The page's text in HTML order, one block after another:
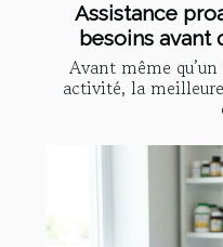
Assistance
besoins avant
Avant même
activité, la